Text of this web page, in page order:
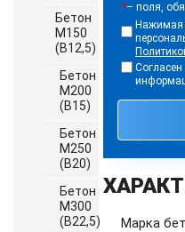
Бетон
М150
(B12,5)
Бетон
М200
(B15)
Бетон
М250
(B20)
Бетон
М300
(B22,5)
*– поля,
Нажимая
Марка